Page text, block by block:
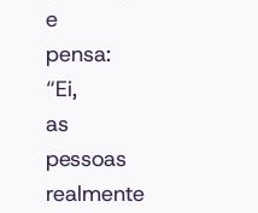
e
pensa:
“Ei,
as
pessoas
realmente